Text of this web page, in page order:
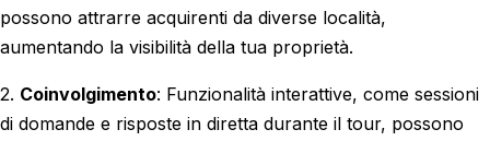
possono attrarre acquirenti da diverse località,
aumentando la visibilità della tua proprietà.
2. Coinvolgimento: Funzionalità interattive, come sessioni
di domande e risposte in diretta durante il tour, possono